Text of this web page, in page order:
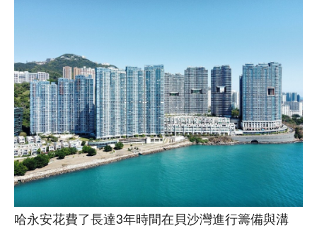
哈永安花費了長達3年時間在貝沙灣進行籌備與溝